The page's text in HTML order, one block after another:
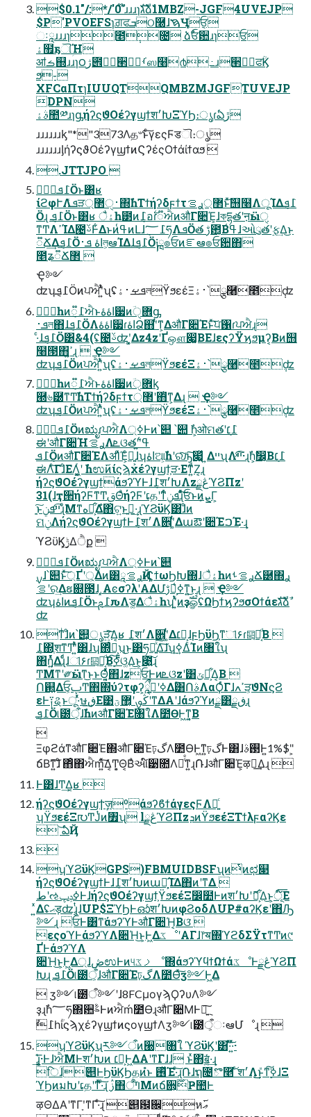
$0.1"/:*/'0 ໊ࣾɹɹɹɿגࣜձࣾ1MBZ-JGF4UVEJP
$P'PVOEFSɿਗ਼ਫܒଠ࿠ɺࠇӋ݈ਓ
ઃཱɹɹɹɿ೥݄೔ ձࣾਓ਺ɹɿਓ
ۀ຿ҕୗؚΉ
ॴࡏ஍ɹɹɿ౦ژ౎৽॓۠੢৽॓ࡾஸ໨൪߸ɹ੢৽॓ਫؒϏ
ϧ֊
XFCαΠτɿIUUQTQMBZMJGFTUVEJP
DPN
ࣄۀ಺༰ɹɿᶃήʔϛϑΟέʔγϣϯश׳ԽΞϓϦ։ൃɾఏڙ
ɹɹɹɹɹɹᶄ"*"373Λத৺ͱͨ͠γεςϜडୗ։ൃ
ɹɹɹɹɹɹᶅήʔϛϑΟέʔγϣϯͷϚʔέςΟϯάίϯαϧ 
.JTTJPO 
݈߁ܦӦͱ͸ʁ
ίϩφՒΛܦͯੜ࢈ੑ޲্΍ࣾһΤϯήʔδϝϯτ޲্ࢪࡦͱͯ͠஫໨ΛूΊΔ݈߁ܦ
Ӧɻ ݈߁ܦӦͱ͸ʁ ैۀһ౳ͷ݈߁อ࣋ɾ૿ਐͷऔΓ૊Έ͕ɺকདྷతʹऩӹੑ
ͳͲΛߴΊΔ౤ࢿͰ͋Δͱͷߟ͑ͷԼɺ݈߁؅ཧΛܦӦత ࢹ఺͔Βߟ͑ɺઓུతʹ࣮ફ͢Δ͜ͱ
૿Ճ͢Δ݈߁ܦӦاۀ ܦ࢈ল͕ఆΊΔɺ݈߁ܦӦ༏ྑ๏ਓͷೝఆ๏ਓ਺΋
೥ʑ૿Ճ܏޲ 
Ҿ༻
ʣʮ݈߁ܦӦͷਪਐʹ͍ͭͯʯʢܦࡁ࢈ۀলϔϧεέΞ࢈ۀ՝ྩ࿨೥݄ʣ
ࣾһͷ݈߁૿ਐͱاۀۀ੷ͷؔ܎ੑᶃ
ܦ࢈ল΋ɺ݈߁ܦӦΛاۀۀ੷ɾاۀՁ஋ʹͭͳ͕ΔऔΓ૊Έͱͯ͠ਪ঑ɾਪਐɻ
·ͨɺ݈߁ܦӦ͸&4(ʢ౤ࢿʣʹ͓͚Δz4zʹҐஔ෇͚ΒΕɺεςʔΫϗϧμʔ͔Βͷ஫
໨౓΋ߴ͍ɻ  Ҿ༻
ʣʮ݈߁ܦӦͷਪਐʹ͍ͭͯʯʢܦࡁ࢈ۀলϔϧεέΞ࢈ۀ՝ྩ࿨೥݄ʣ
ࣾһͷ݈߁૿ਐͱاۀۀ੷ͷؔ܎ੑᶄ
཭৬཰ͳͲࣾһΤϯήʔδϝϯτ޲্ʹ΋ͭͳ͕Δɻ  Ҿ༻
ʣʮ݈߁ܦӦͷਪਐʹ͍ͭͯʯʢܦࡁ࢈ۀলϔϧεέΞ࢈ۀ՝ྩ࿨೥݄ʣ
݈߁ܦӦͷಋೖɾਪਐΛߦ͏্Ͱͷ՝୊ ՝୊ ࣾһ͕ओମతʹ݈߁׆
ಈʹऔΓ૊ΉࢪࡦΛܧଓతʹߟ͑ʹ͍͘
݈߁ܦӦͷऔΓ૊ΈΛॳΊͯΈ͕ͨྑ͍͕ɺʮاۀଆ͕ࣾһʹରͯ͠ԡ͠෇͚ͯ ͍ΔײʯΛײͯ͡͠·͏ɻࣾһ͕ࣗ෼͔Β݈߁׆
ಈΛͨ͠ΓɺͦΕΛ͖͔͚ͬʹ ࣾһಉ࢜ͷίϛϡχέʔγϣϯ͕ੜ·Εͳ͍ͩΖ͏͔ɻ
ήʔϛϑΟέʔγϣϯάϧʔϓͰɺ݈߁श׳ԽΛzڠྗϓϨΠzʹ
31(ɺҭ੒ήʔϜͳͲࢥΘͣήʔϜʹເதʹͳͬͨܦݧɻͦͯ͠ਓͱͷܨ͕Γ͕
ָ͍͠ͱײͨ͡ܦݧɻͦΜͳهԱ͕͋Δํ΋ଟ͍ͱࢥ͍·͢ɻϓϨϋϏ͸ɺͦͷ
ମݧΛήʔϛϑΟέʔγϣϯͰ݈߁श׳Λ਎ʹ͚ͭΔաఔʹ૊ΈࠐΈ·͢ɻ
ϓϨϋϏ͕࣮ݱ͢Δੈք 
݈߁ܦӦͷಋೖɾਪਐΛߦ͏্Ͱͷ՝୊
ࡦʹର͢Δຬ଍౓ɺ ͓ΑͼσʔλʹΑΔՄࢹԽ͕ߦ͑ͳ͍͜ͱɻ  Ҿ༻
ʣʮاۀͷ݈߁ܦӦͱ݈߁ࢧԉΛड͚Δैۀһʯʹ͍ͭͯͷҙࣝௐࠪʢΩϦϯϗʔϧσΟϯάεגࣜձࣾ
ʣ
ͳͥɺͦͷ՝୊͕ൃੜ͍ͯ͠Δ͔ʁ ݈߁श׳Λ਎ʹ͚ͭΔ׆ಈ͕ɺϝϦϋϦ͕ͳ͘ୀ۶ɾ༕ᓔ͔ͩΒ 
΋ἧ͍ͬͯΔɻͨͩɺୀ۶ɾ༕ᓔ͔ͩΒ࣮ߦ͠ଓ͚Δ͜ͱ͕೉͍͠ɻ
ͲΜͳʹ༗ӹͳ͜ͱͱΘ͔͍ͬͯͯ΋ɺzਓͰͷܧଓzʹ͸ݶք͕͋Δ͔Β 
Ո଒͕͍Δਓ͕ࢠͲ΋΍ύʔτφʔཱྀ͕ߦʹߦ͍ͬͯΔؒ͸ՈࣄΛαϘͬͨΓɺߴߍੜ͕ϑΝϛϨ
εͰ༑ୡͱू·ͬͯษڧ͢Ε͹ڭࡐʹ޲͔͏ؾʹͳΔΑ͏ʹɺάϧʔϓͷྗ͸ڧྗɻ
݈߁ܦӦ୲౰ऀ͕ɺࣾһͷऔΓ૊Έ৘ใΛ೺ѲͰ͖ͳ͍͔Β

ΞφϩάͳऔΓ૊Έ΍औΓ૊Έঢ়گΛ೺ѲͰ͖ͳ͍ঢ়گͰ͸ɺ࢓ࣄͰ͍͏1%$"͕
ճΒͳ͍͠ɺͦ ΋ͦ΋ਐḿ͍ͯ͠Δ͔Ͳ͏͔͕Θ͔Βͣઆ໌੹೚ΛՌͨͤͳ͍ɻ݁ՌɺऔΓ૊Έ͕ऴྃ͢Δɻ 
Ͱ͸ɺͲ͏͢Δ͔ʁ 
ήʔϛϑΟέʔγϣϯٕज़ºάϧʔϐϯάγεςϜΛ༻͍ͨ
ʮϔϧεέΞ൛Ͳ͏Ϳͭͷ৿ʯ lڠྗϓϨΠzܕͷϔϧεέΞΤϯλϝαʔϏε
 ͝ఏҊ

ʮϓϨϋϏGPS)FBMUIDBSFʯͷͭͷಛ௃
ήʔϛϑΟέʔγϣϯͰɺ݈߁श׳Խͷաఔָ͕͠ΊΔ΋ͷʹͳΔ 
طʹઌߦݚڀͰɺήʔϛϑΟέʔγϣϯ͕ϔϧεέΞ෼໺Ͱͷश׳ԽʹޮՌ͕͋Δ͜ͱ͕ূ໌͞Ε
͍ͯΔʢޙड़ʣɻ͔ͭɺUP$ΞϓϦͰഓͬͨश׳ԽͷφϨοδΛUP#αʔϏεʹ΋Ԡ
༻ɻ ਓͰ͸ͳ͘άϧʔϓͰऔΓ૊Ή͔Βଓ͘ 
εςοϓͰάϧʔϓΛ૊Ή͜ͱ͕Ͱ͖ΔػೳʹΑΓɺ෦ॺ΍ϓϩδΣΫτͳͲͷ୯
ҐͰάϧʔϓΛ
૊Ή͜ͱ͕Ͱ͖Δ্ɺڞಉͰͷ୳ࡧػೳ΍άϧʔϓϥϯΩϯάػೳͰڠྗϓϨΠ
Խɻ ݈߁ܦӦ୲౰ऀ͕ɺऔΓ૊Έঢ়گΛ೺Ѳͯ͠ӡ༻Ͱ͖Δ
 ӡ༻୲౰ऀ༻ʹɺ8FCμογϡϘʔυΛ༻
ҙɻࣾһ؅ཧ΍਺ࣈͰͷਐḿ೺ѲɻऔΓ૊ΜͰཉ͍݈͠
߁ࣾһؒίϛϡχέʔγϣϯͷϛογϣϯΛӡ༻୲౰ऀ͕ઃఆՄೳɻ 
ʮϓϨϋϏʯར༻ऀͷ੠৘ใ ϓϨϋϏʹ͸·ͬͯ͠·͍ͬͯ·
͢ɻ͓͔͛͞·ͰɺਐΜͰश׳Խͷ ׆ಈ͕Ͱ͖ΔΑ͏ʹͳΓɺɺ ͱͯ΋ॿ͔͍ͬͯ·͢ɻ
िؒɺ୅ͰϦϋϏϦதͷํͱ ࢖ͬͯΈ·ͨ͠ɻ݁Ռɺຖ೔ొ࿥͠ ͨश׳Λ͔ܽ͢͜ͱͳ࣮͘ߦ͠ɺΞ
ϓϦͷมԽʹເதʹͳͬͯ·ͨ͠ɻ ࢲ΋ױऀ͞Μͷճ਍͕࣌ؒҎ಺Ͱ
ऴΘΔΑ͏ʹͳΓָʹͳΓ·ͨ͠ɻ ୅฼਌หޢ࢜